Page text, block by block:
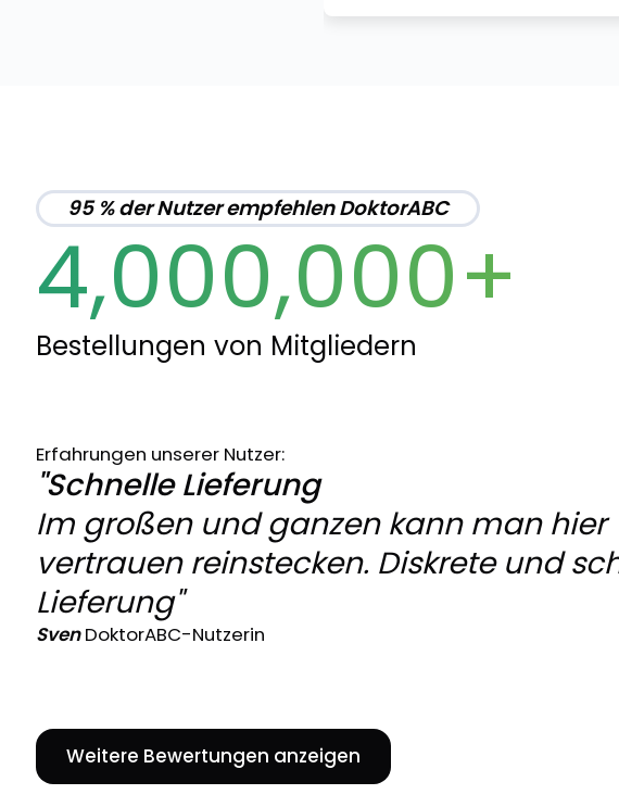
95 % der Nutzer empfehlen DoktorABC
4,000,000+
Bestellungen von Mitgliedern
Erfahrungen unserer Nutzer:
"Schnelle Lieferung
Im großen und ganzen kann man hier
vertrauen reinstecken. Diskrete und
Lieferung"
SvenDoktorABC-Nutzerin
Weitere Bewertungen anzeigen